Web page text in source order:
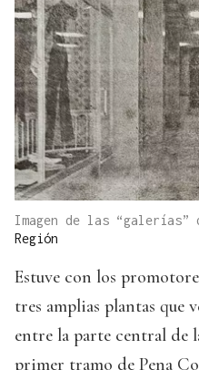
Imagen de las “galerías”
Región
Estuve con los
tres amplias plantas que
entre la parte central de
primer tramo de Pena